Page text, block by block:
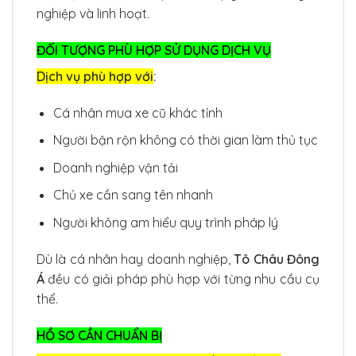
nghiệp và linh hoạt.
ĐỐI TƯỢNG PHÙ HỢP SỬ DỤNG DỊCH VỤ
Dịch vụ phù hợp với:
Cá nhân mua xe cũ khác tỉnh
Người bận rộn không có thời gian làm thủ tục
Doanh nghiệp vận tải
Chủ xe cần sang tên nhanh
Người không am hiểu quy trình pháp lý
Dù là cá nhân hay doanh nghiệp,Tô Châu Đông
Á đều có giải pháp phù hợp với từng nhu cầu cụ
thể.
HỒ SƠ CẦN CHUẨN BỊ